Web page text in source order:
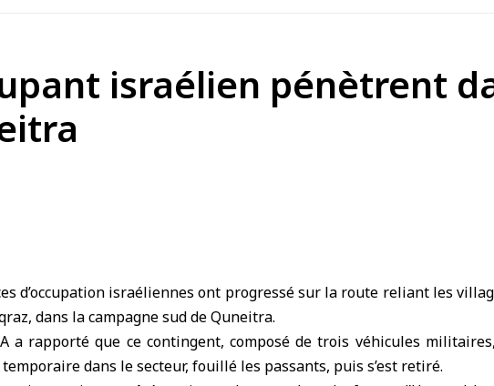
israélien pénètrent
d’occupation israéliennes ont progressé sur la route reliant les
dans la campagne sud deQuneitra.
a rapporté que ce contingent, composé de trois véhicules
dans le secteur, fouillé les passants, puis s’est retiré.